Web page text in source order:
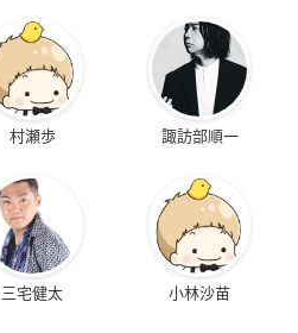
村瀬歩 諏訪部順一
三宅健太 小林沙苗